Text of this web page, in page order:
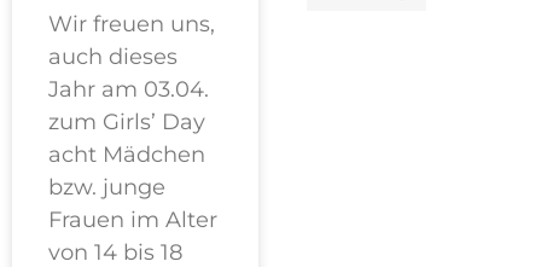
Wir freuen uns,
auch dieses
Jahr am 03.04.
zum Girls’ Day
acht Mädchen
bzw. junge
Frauen im Alter
von 14 bis 18